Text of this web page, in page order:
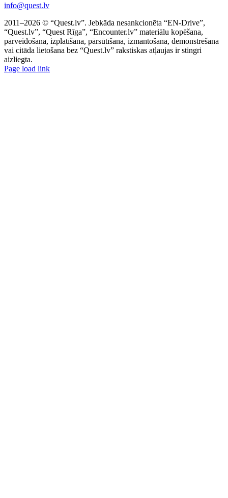
info@quest.lv
2011–2026 © “Quest.lv”. Jebkāda nesankcionēta “EN-Drive”,
“Quest.lv”, “Quest Rīga”, “Encounter.lv” materiālu kopēšana,
pārveidošana, izplatīšana, pārsūtīšana, izmantošana, demonstrēšana
vai citāda lietošana bez “Quest.lv” rakstiskas atļaujas ir stingri
aizliegta.
Facebook
Instagram
Threads
X
Telegram
Page load link